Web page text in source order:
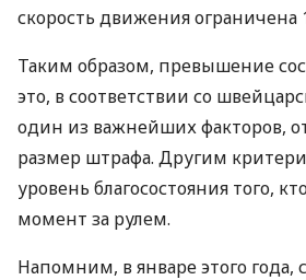
скорость движения ограничена
Таким образом, превышение
это, в соответствии со
один из важнейших факторов,
размер штрафа. Другим
уровень благосостояния того,
момент за рулем.
Напомним, в январе этого года,